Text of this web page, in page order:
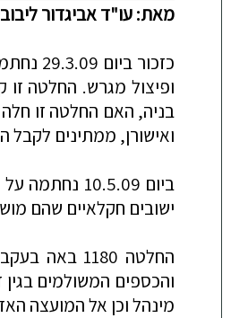
מאת:עו"ד אביגדור
כזכור ביום 29.3.09 נחתמה על ידי שר האוצר הקודם החלטת מינהל 1184, הקובעת הקלות בעניין תשלום דמי היתר
ופיצול מגרש. החלטה
בניה, האם החלטה זו
ואישורן, ממתינים לקבל
ביום 10.5.09 נחתמה על ידי שר האוצר הנוכחי, החלטת מועצת המינהל 1180 (המבטלת את החלטה 959) הק
ישובים חקלאיים שהם
החלטה 1180 באה בעקבות כתבות ופרסומים רבים ביחס להתנהלות המינהל והאגודות בכל הקשור לביצוע ההרחבות ובייחוד בעניין פיתוח התשת
והכספים המשולמים
מינהל וכן אל המועצה